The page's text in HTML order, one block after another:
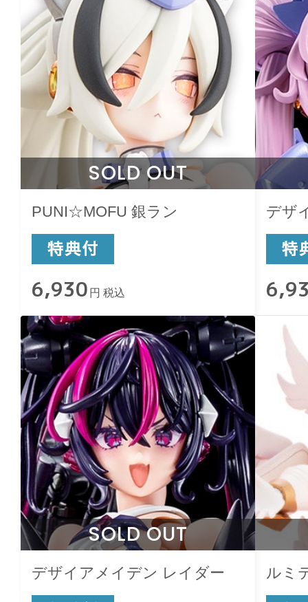
SOLD OUT
PUNI☆MOFU 銀ラン
6,930 円 税込
デザ
SOLD OUT
デザイアメイデン レイダー ルミ